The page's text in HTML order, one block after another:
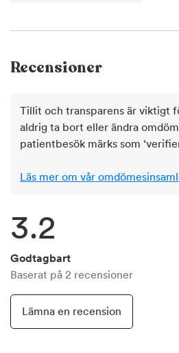
Recensioner
Tillit och transparens är viktigt
aldrig ta bort eller ändra
patientbesök märks som
Läs mer om vår
3.2
Godtagbart
Baserat på 2 recensioner
Lämna en recension